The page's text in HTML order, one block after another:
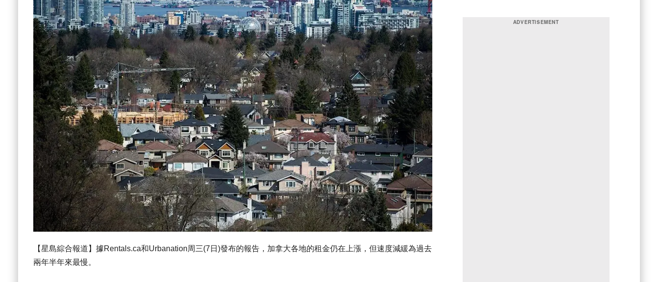
【星島綜合報道】據Rentals.ca和Urbanation周三(7日)發布的報告，加拿大各地的租金仍在上漲，但速度減緩為過去
兩年半年來最慢。